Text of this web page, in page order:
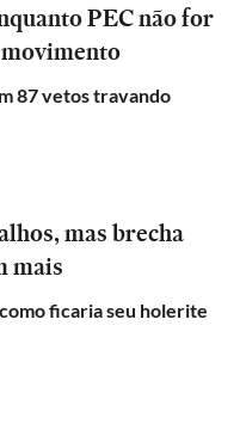
PEC não for
87 vetos travando
mas brecha
mais
ficaria seu holerite